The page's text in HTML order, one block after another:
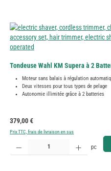
Tondeuse Wahl KM Supera à 2
Moteur sans balais à régulation
Deux vitesses pour tous types de pelage
Autonomie illimitée grâce à 2 batteries
Prix régulier :
379,00 €
Prix TTC, frais de livraison en sus
Quantité de produit : Entrez la quantité
pc